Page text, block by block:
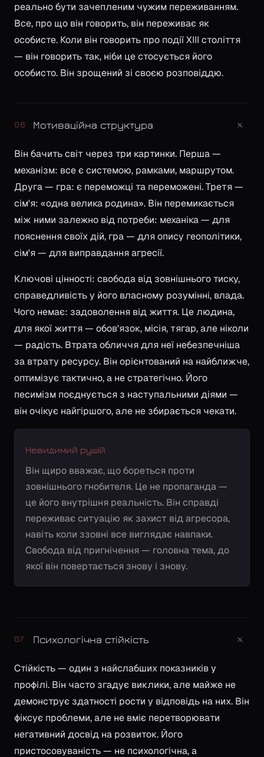
реально бути зачепленим чужим переживанням.
Все, про що він говорить, він переживає як
особисте. Коли він говорить про події XIII століття
— він говорить так, ніби це стосується його
особисто. Він зрощений зі своєю розповіддю.
06 Мотиваційна структура +
Він бачить світ через три картинки. Перша —
механізм: все є системою, рамками, маршрутом.
Друга — гра: є переможці та переможені. Третя —
сім'я: «одна велика родина». Він перемикається
між ними залежно від потреби: механіка — для
пояснення своїх дій, гра — для опису геополітики,
сім'я — для виправдання агресії.
Ключові цінності: свобода від зовнішнього тиску,
справедливість у його власному розумінні, влада.
Чого немає: задоволення від життя. Це людина,
для якої життя — обов'язок, місія, тягар, але ніколи
— радість. Втрата обличчя для неї небезпечніша
за втрату ресурсу. Він орієнтований на найближче,
оптимізує тактично, а не стратегічно. Його
песимізм поєднується з наступальними діями —
він очікує найгіршого, але не збирається чекати.
Невидимий рушій
Він щиро вважає, що бореться проти
зовнішнього гнобителя. Це не пропаганда —
це його внутрішня реальність. Він справді
переживає ситуацію як захист від агресора,
навіть коли ззовні все виглядає навпаки.
Свобода від пригнічення — головна тема, до
якої він повертається знову і знову.
07 Психологічна стійкість +
Стійкість — один з найслабших показників у
профілі. Він часто згадує виклики, але майже не
демонструє здатності рости у відповідь на них. Він
фіксує проблеми, але не вміє перетворювати
негативний досвід на розвиток. Його
пристосовуваність — не психологічна, а